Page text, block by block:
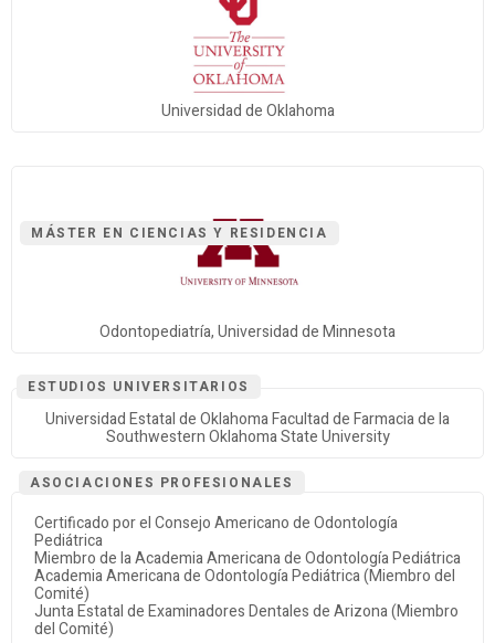
Universidad de Oklahoma
Odontopediatría, Universidad de Minnesota
ESTUDIOS UNIVERSITARIOS
Universidad Estatal de Oklahoma Facultad de Farmacia de la
Southwestern Oklahoma State University
Certificado por el Consejo Americano de Odontología
Pediátrica
Miembro de la Academia Americana de Odontología Pediátrica
Academia Americana de Odontología Pediátrica (Miembro del
Comité)
Junta Estatal de Examinadores Dentales de Arizona (Miembro
del Comité)
MÁSTER EN CIENCIAS Y RESIDENCIA
ASOCIACIONES PROFESIONALES